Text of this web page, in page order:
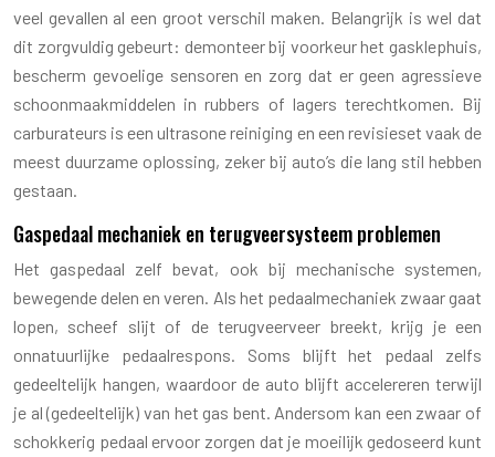
veel gevallen al een groot verschil maken. Belangrijk is wel dat
dit zorgvuldig gebeurt: demonteer bij voorkeur het gasklephuis,
bescherm gevoelige sensoren en zorg dat er geen agressieve
schoonmaakmiddelen in rubbers of lagers terechtkomen. Bij
carburateurs is een ultrasone reiniging en een revisieset vaak de
meest duurzame oplossing, zeker bij auto’s die lang stil hebben
gestaan.
Gaspedaal mechaniek en terugveersysteem problemen
Het gaspedaal zelf bevat, ook bij mechanische systemen,
bewegende delen en veren. Als het pedaalmechaniek zwaar gaat
lopen, scheef slijt of de terugveerveer breekt, krijg je een
onnatuurlijke pedaalrespons. Soms blijft het pedaal zelfs
gedeeltelijk hangen, waardoor de auto blijft accelereren terwijl
je al (gedeeltelijk) van het gas bent. Andersom kan een zwaar of
schokkerig pedaal ervoor zorgen dat je moeilijk gedoseerd kunt